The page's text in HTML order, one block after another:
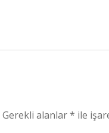
Gerekli alanlar* ile